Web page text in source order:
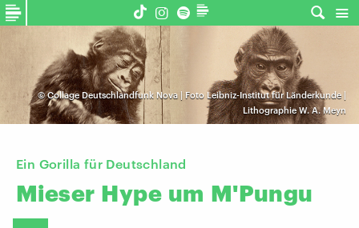
©Collage Deutschlandfunk Nova | Foto Leibniz-Institut für Länderkunde |
Lithographie W. A. Meyn
Ein Gorilla für Deutschland
Mieser Hype um M'Pungu